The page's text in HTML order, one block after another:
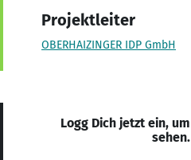
Projektleiter
OBERHAIZINGER IDP GmbH
Logg Dich jetzt ein,
sehen.